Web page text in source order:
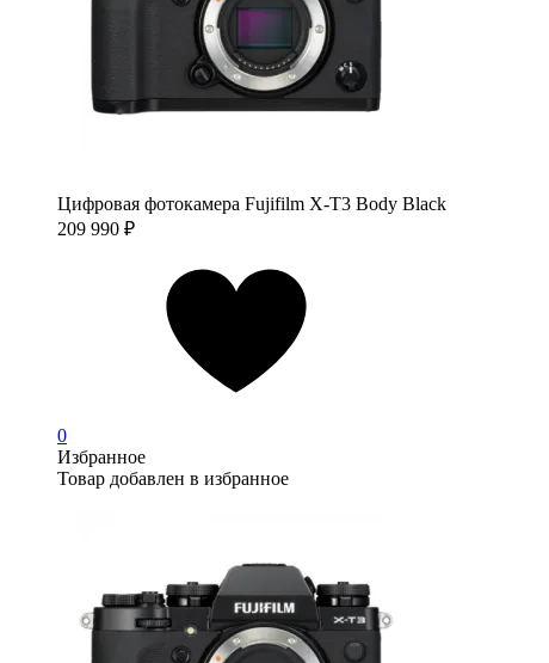
Цифровая фотокамера Fujifilm X-T3 Body Black
209 990 ₽
0
Избранное
Товар добавлен в избранное